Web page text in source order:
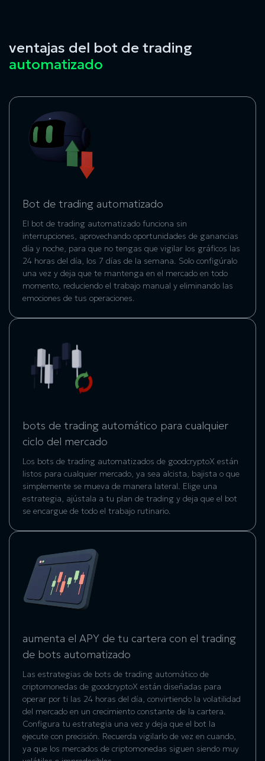
ventajas del bot de trading
automatizado
Bot de trading automatizado
El bot de trading automatizado funciona sin
interrupciones, aprovechando oportunidades de ganancias
día y noche, para que no tengas que vigilar los gráficos las
24 horas del día, los 7 días de la semana. Solo configúralo
una vez y deja que te mantenga en el mercado en todo
momento, reduciendo el trabajo manual y eliminando las
emociones de tus operaciones.
bots de trading automático para cualquier
ciclo del mercado
Los bots de trading automatizados de goodcryptoX están
listos para cualquier mercado, ya sea alcista, bajista o que
simplemente se mueva de manera lateral. Elige una
estrategia, ajústala a tu plan de trading y deja que el bot
se encargue de todo el trabajo rutinario.
aumenta el APY de tu cartera con el trading
de bots automatizado
Las estrategias de bots de trading automático de
criptomonedas de goodcryptoX están diseñadas para
operar por ti las 24 horas del día, convirtiendo la volatilidad
del mercado en un crecimiento constante de la cartera.
Configura tu estrategia una vez y deja que el bot la
ejecute con precisión. Recuerda vigilarlo de vez en cuando,
ya que los mercados de criptomonedas siguen siendo muy